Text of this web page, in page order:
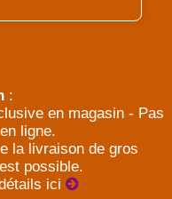
:
en magasin - Pas
ligne.
la livraison de gros
possible.
ici